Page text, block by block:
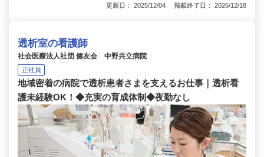
更新日： 2025/12/04 掲載終了日： 2026/12/18
透析室の看護師
社会医療法人社団 健友会 中野共立病院
正社員
地域密着の病院で透析患者さまを支えるお仕事｜透析看
護未経験OK！◆充実の育成体制◆夜勤なし